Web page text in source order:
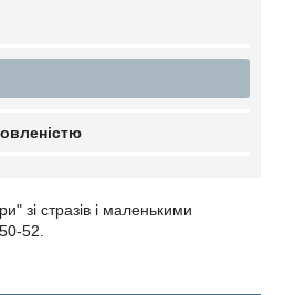
зі стразів і маленькими
52.